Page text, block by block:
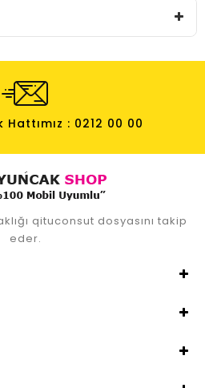
Hattımız : 0212 00 00
qituconsut dosyasını takip
eder.